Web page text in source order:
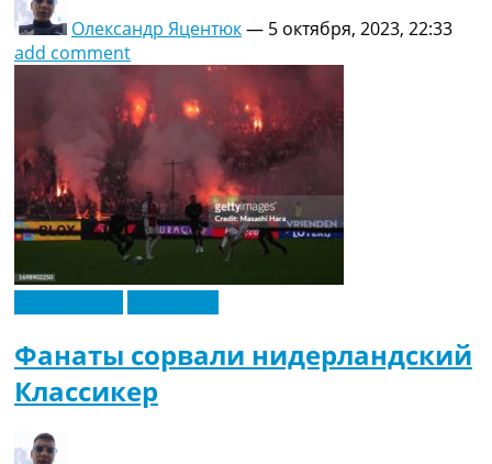
Олександр Яцентюк— 5 октября, 2023, 22:33
add comment
Фанаты сорвали нидерландский
Классикер